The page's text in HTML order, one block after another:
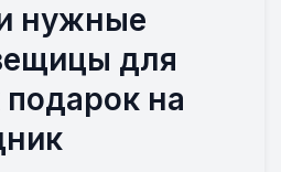
нужные
для
на